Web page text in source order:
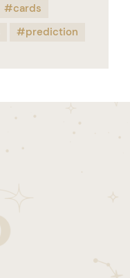
cards
prediction